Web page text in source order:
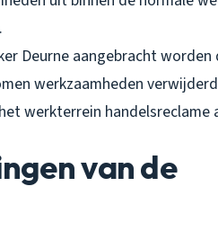
Deurne aangebracht
werkzaamheden
werkterrein handelsreclame
van de